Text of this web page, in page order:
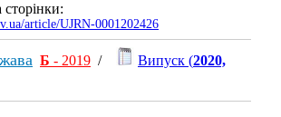
сторінки:
article/UJRN-0001202426
Б - 2019 / Випуск (2020,